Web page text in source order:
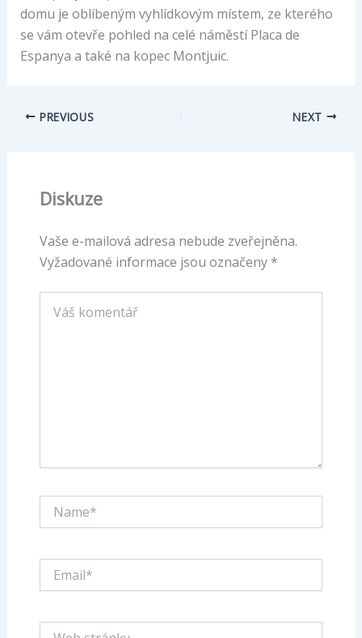
domu je oblíbeným vyhlídkovým místem, ze kterého
se vám otevře pohled na celé náměstí Placa de
Espanya a také na kopec Montjuic.
PREVIOUS NEXT
Diskuze
Vaše e-mailová adresa nebude zveřejněna.
Vyžadované informace jsou označeny *
komentář